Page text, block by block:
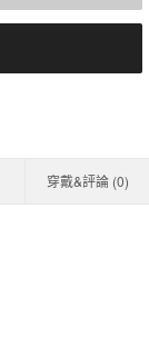
穿戴&評論 (0)